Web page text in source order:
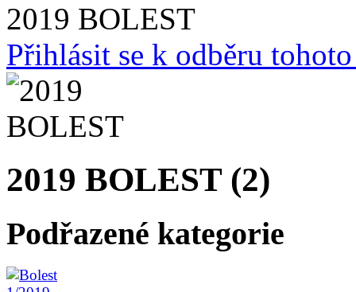
2019 BOLEST
Přihlásit se k odběru
2019 BOLEST (2)
Podřazené kategorie